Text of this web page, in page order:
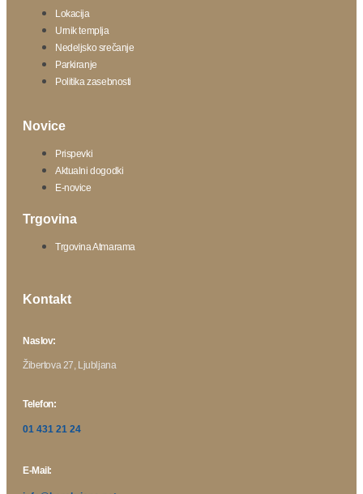
Lokacija
Urnik templja
Nedeljsko srečanje
Parkiranje
Politika zasebnosti
Novice
Prispevki
Aktualni dogodki
E-novice
Trgovina
Trgovina Atmarama
Kontakt
Naslov:
Žibertova 27, Ljubljana
Telefon:
01 431 21 24
E-Mail: